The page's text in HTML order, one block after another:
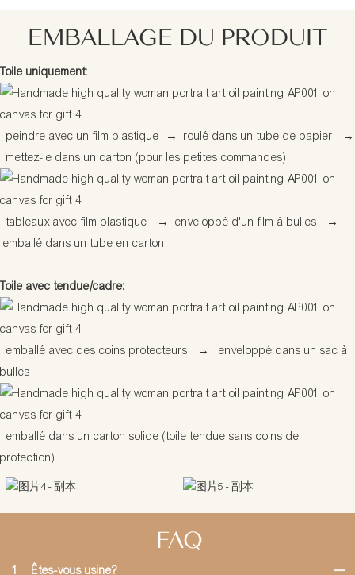
EMBALLAGE DU PRODUIT
Toile uniquement:
peindre avec un film plastique → roulé dans un tube de papier
→
mettez-le dans un carton (pour les petites commandes)
tableaux avec film plastique → enveloppé d'un film à bulles
→
emballé dans un tube en carton
Toile avec tendue/cadre:
emballé avec des coins protecteurs →
enveloppé dans un sac à
bulles
emballé dans un carton solide (toile tendue sans coins de
protection)
FAQ
1 Êtes-vous usine?